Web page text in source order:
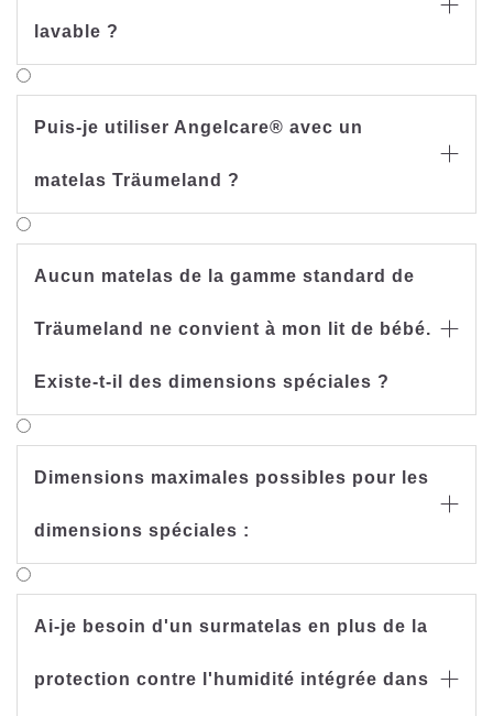
lavable ?

Puis-je utiliser Angelcare® avec un
matelas Träumeland ?

Aucun matelas de la gamme standard de
Träumeland ne convient à mon lit de bébé.
Existe-t-il des dimensions spéciales ?

Dimensions maximales possibles pour les
dimensions spéciales :

Ai-je besoin d'un surmatelas en plus de la
protection contre l'humidité intégrée dans 